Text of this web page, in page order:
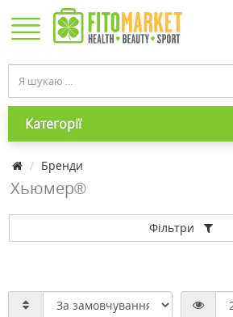
Категорії
Бренди
Хьюмер®
Фільтри